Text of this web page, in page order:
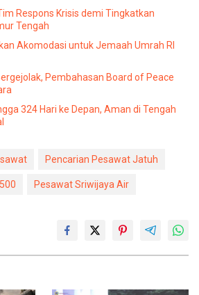
Respons Krisis demi Tingkatkan
Tengah
Akomodasi untuk Jemaah Umrah RI
Pembahasan Board of Peace
324 Hari ke Depan, Aman di Tengah
Pencarian Pesawat Jatuh
Pesawat Sriwijaya Air